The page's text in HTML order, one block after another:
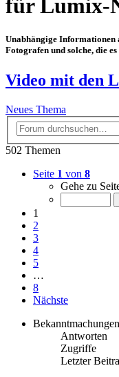
für Lumix-
Unabhängige Informationen
Fotografen und solche, die
Video mit den
Neues Thema
502 Themen
Seite 1 von 8
Gehe zu
1
2
3
4
5
…
8
Nächste
Bekanntmachungen
Antworten
Zugriffe
Letzter